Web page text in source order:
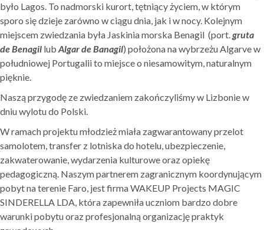
było Lagos. To nadmorski kurort, tętniący życiem, w którym
sporo się dzieje zarówno w ciągu dnia, jak i w nocy. Kolejnym
miejscem zwiedzania była Jaskinia morska Benagil (port.gruta
de Benagil lub Algar de Banagil) położona na wybrzeżu Algarve w
południowej Portugalii to miejsce o niesamowitym, naturalnym
pięknie.
Naszą przygodę ze zwiedzaniem zakończyliśmy w Lizbonie w
dniu wylotu do Polski.
W ramach projektu młodzież miała zagwarantowany przelot
samolotem, transfer z lotniska do hotelu, ubezpieczenie,
zakwaterowanie, wydarzenia kulturowe oraz opiekę
pedagogiczną. Naszym partnerem zagranicznym koordynującym
pobyt na terenie Faro, jest firma WAKEUP Projects MAGIC
SINDERELLA LDA, która zapewniła uczniom bardzo dobre
warunki pobytu oraz profesjonalną organizację praktyk